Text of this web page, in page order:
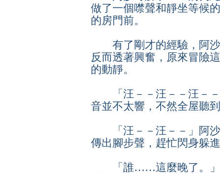
做了一個噤聲和靜坐等候
的房門前。
有了剛才的經驗，阿沙
反而透著興奮，原來冒險
的動靜。
「汪－－汪－－汪－－
音並不太響，不然全屋聽
「汪－－汪－－」阿沙
傳出腳步聲，趕忙閃身躲
「誰……這麼晚了。」